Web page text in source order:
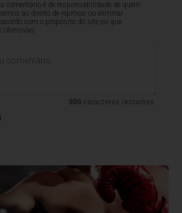
comentário é de responsabilidade de quem
ao direito de reprovar ou eliminar
com o propósito do site ou que
ofensivas.
500 caracteres restantes.